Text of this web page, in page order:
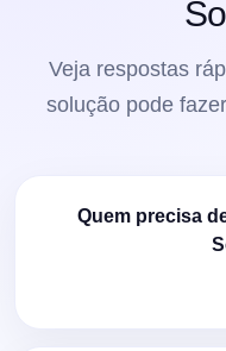
Veja respostas
solução pode
Quem precisa